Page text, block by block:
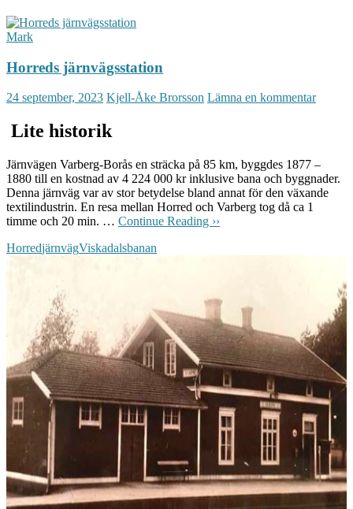
Mark
Horreds järnvägsstation
24 september, 2023 Kjell-Åke Brorsson Lämna en kommentar
Lite historik
Järnvägen Varberg-Borås en sträcka på 85 km, byggdes 1877 –
1880 till en kostnad av 4 224 000 kr inklusive bana och byggnader.
Denna järnväg var av stor betydelse bland annat för den växande
textilindustrin. En resa mellan Horred och Varberg tog då ca 1
timme och 20 min. … Continue Reading ››
HorredjärnvägViskadalsbanan